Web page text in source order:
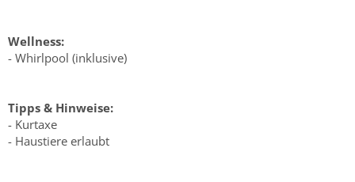
Wellness:
- Whirlpool (inklusive)
Tipps & Hinweise:
- Kurtaxe
- Haustiere erlaubt